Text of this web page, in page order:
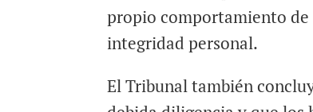
propio comportamiento
integridad personal.
El Tribunal también